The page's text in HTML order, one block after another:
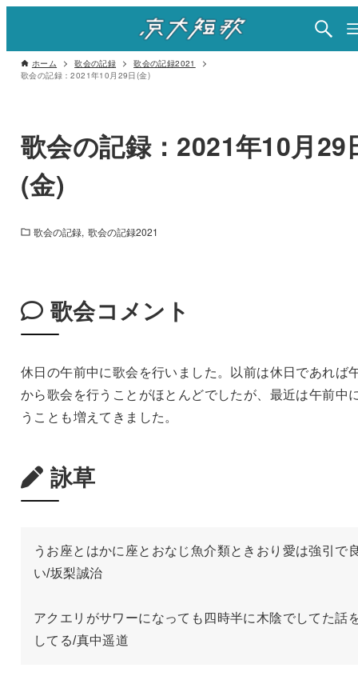
ホーム 歌会の記録
歌会の記録2021
歌会の記録：2021年10月29日(金)
歌会の記録：2021年10月29
(金)
歌会の記録 歌会の記録2021
歌会コメント
休日の午前中に歌会を行いました。以前は休日であれば
から歌会を行うことがほとんどでしたが、最近は午前中
うことも増えてきました。
詠草
うお座とはかに座とおなじ魚介類ときおり愛は強引で
い/坂梨誠治
アクエリがサワーになっても四時半に木陰でしてた話
してる/真中遥道